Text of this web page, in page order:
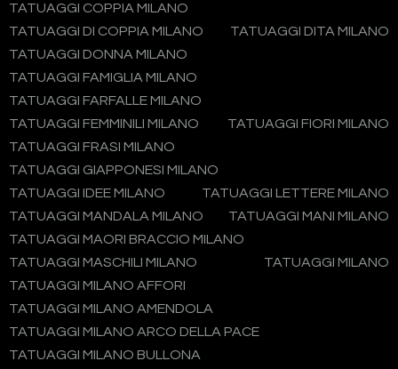
TATUAGGI COPPIA MILANO
TATUAGGI DI COPPIA MILANO
TATUAGGI DITA MILANO
TATUAGGI DONNA MILANO
TATUAGGI FAMIGLIA MILANO
TATUAGGI FARFALLE MILANO
TATUAGGI FEMMINILI MILANO
TATUAGGI FIORI MILANO
TATUAGGI FRASI MILANO
TATUAGGI GIAPPONESI MILANO
TATUAGGI IDEE MILANO
TATUAGGI LETTERE MILANO
TATUAGGI MANDALA MILANO
TATUAGGI MANI MILANO
TATUAGGI MAORI BRACCIO MILANO
TATUAGGI MASCHILI MILANO
TATUAGGI MILANO
TATUAGGI MILANO AFFORI
TATUAGGI MILANO AMENDOLA
TATUAGGI MILANO ARCO DELLA PACE
TATUAGGI MILANO BULLONA